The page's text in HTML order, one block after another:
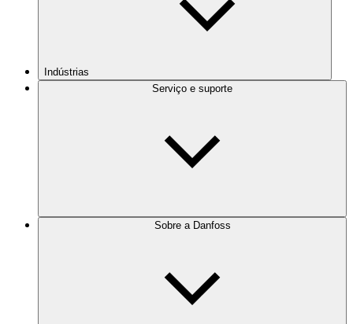
Indústrias
Serviço e suporte
Sobre a Danfoss